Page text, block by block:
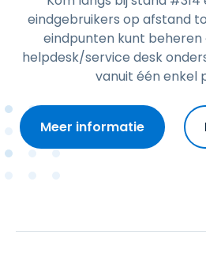
eindgebruikers op afstand
eindpunten kunt beheren
helpdesk/service desk
vanuit één enkel
Meer informatie